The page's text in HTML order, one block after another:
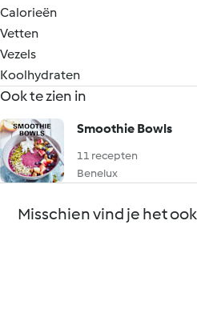
Calorieën
Vetten
Vezels
Koolhydraten
Ook te zien in
Smoothie Bowls
11 recepten
Benelux
Misschien vind je het